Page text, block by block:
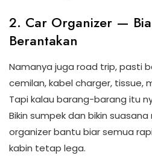
2. Car Organizer —
Berantakan
Namanya juga road trip, pasti
cemilan, kabel charger, tissue,
Tapi kalau barang-barang itu
Bikin sumpek dan bikin
organizer bantu biar semua
kabin tetap lega.